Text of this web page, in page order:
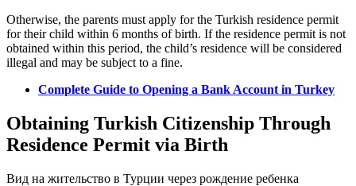
Otherwise, the parents must apply for the Turkish residence permit
for their child within 6 months of birth. If the residence permit is not
obtained within this period, the child’s residence will be considered
illegal and may be subject to a fine.
Complete Guide to Opening a Bank Account in Turkey
Obtaining Turkish Citizenship Through
Residence Permit via Birth
Вид на жительство в Турции через рождение ребенка